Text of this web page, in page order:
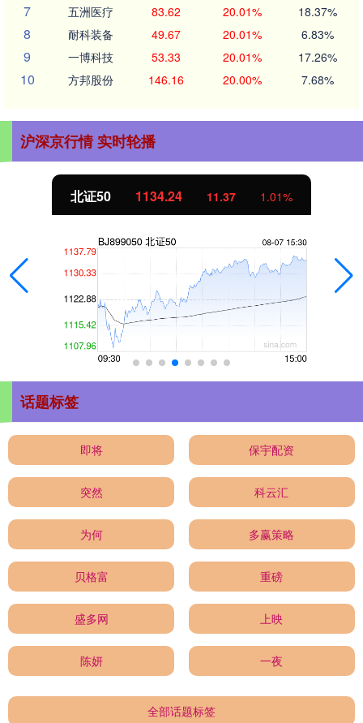
7 五洲医疗 83.62 20.01% 18.37%
8 耐科装备 49.67 20.01% 6.83%
9 一博科技 53.33 20.01% 17.26%
10 方邦股份 146.16 20.00% 7.68%
沪深京行情 实时轮播
北证50 1134.24 11.37 1.01%
话题标签
即将 保宇配资
突然 科云汇
为何 多赢策略
贝格富 重磅
盛多网 上映
陈妍 一夜
全部话题标签